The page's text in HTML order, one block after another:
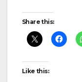
Post
Share this:
Like this: